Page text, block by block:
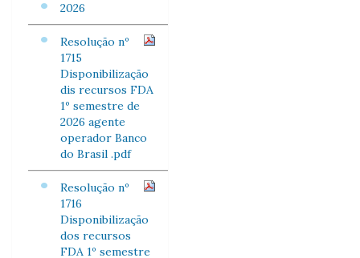
2026
Resolução nº
1715
Disponibilização
dis recursos FDA
1º semestre de
2026 agente
operador Banco
do Brasil .pdf
Resolução nº
1716
Disponibilização
dos recursos
FDA 1º semestre